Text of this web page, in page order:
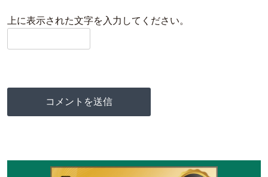
上に表示された文字を入力してください。